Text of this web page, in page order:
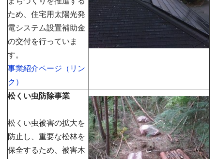
ため、住宅用太陽光発
電システム設置補助金
の交付を行っていま
す。
事業紹介ページ（リン
ク）
松くい虫防除事業
松くい虫被害の拡大を
防止し、重要な松林を
保全するため、被害木